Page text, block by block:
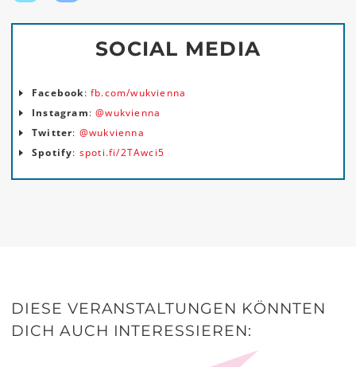
SOCIAL MEDIA
Facebook:fb.com/wukvienna
Instagram:@wukvienna
Twitter: @wukvienna
Spotify: spoti.fi/2TAwci5
DIESE VERANSTALTUNGEN KÖNNTEN
DICH AUCH INTERESSIEREN: